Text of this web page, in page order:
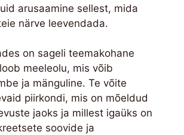
arusaamine sellest, mida
närve leevendada.
on sageli teemakohane
meeleolu, mis võib
ja mänguline. Te võite
piirkondi, mis on mõeldud
jaoks ja millest igaüks on
soovide ja